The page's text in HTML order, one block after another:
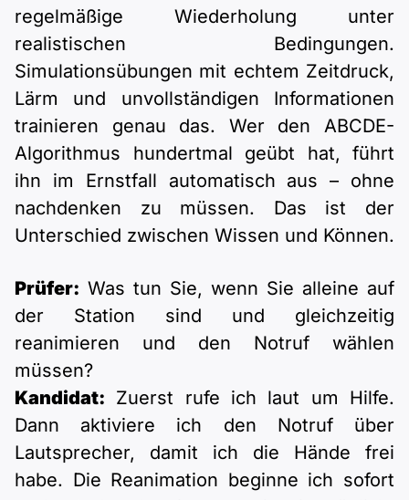
regelmäßige Wiederholung unter
realistischen Bedingungen.
Simulationsübungen mit echtem Zeitdruck,
Lärm und unvollständigen Informationen
trainieren genau das. Wer den ABCDE-
Algorithmus hundertmal geübt hat, führt
ihn im Ernstfall automatisch aus – ohne
nachdenken zu müssen. Das ist der
Unterschied zwischen Wissen und Können.
Prüfer: Was tun Sie, wenn Sie alleine auf
der Station sind und gleichzeitig
reanimieren und den Notruf wählen
müssen?
Kandidat: Zuerst rufe ich laut um Hilfe.
Dann aktiviere ich den Notruf über
Lautsprecher, damit ich die Hände frei
habe. Die Reanimation beginne ich sofort